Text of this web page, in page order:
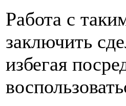
Работа с
заключить
избегая